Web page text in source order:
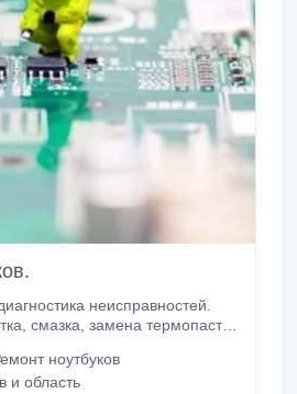
внешних устройств:
ноутбуков
и область